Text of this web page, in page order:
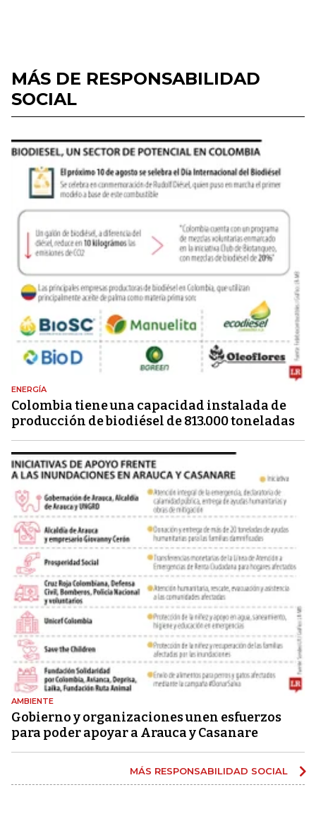
MÁS DE RESPONSABILIDAD
SOCIAL
ENERGÍA
Colombia tiene una capacidad instalada de
producción de biodiésel de 813.000 toneladas
AMBIENTE
Gobierno y organizaciones unen esfuerzos
para poder apoyar a Arauca y Casanare
MÁS RESPONSABILIDAD SOCIAL